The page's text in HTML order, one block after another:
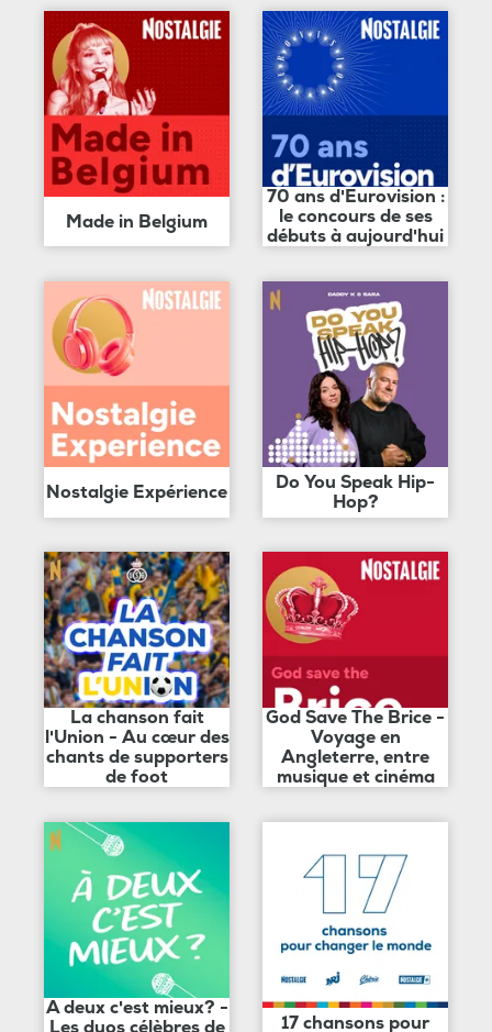
Made in Belgium
70 ans d'Eurovision :
le concours de ses
débuts à aujourd'hui
Nostalgie Expérience
Do You Speak Hip-
Hop?
La chanson fait
l'Union - Au cœur des
chants de supporters
de foot
God Save The Brice -
Voyage en
Angleterre, entre
musique et cinéma
A deux c'est mieux? -
17 chansons pour